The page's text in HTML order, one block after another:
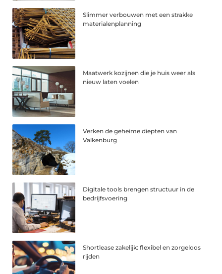
Slimmer verbouwen met een strakke
materialenplanning
Maatwerk kozijnen die je huis weer als
nieuw laten voelen
Verken de geheime diepten van
Valkenburg
Digitale tools brengen structuur in de
bedrijfsvoering
Shortlease zakelijk: flexibel en zorgeloos
rijden